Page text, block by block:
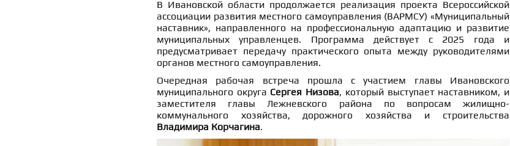
В Ивановской области продолжается реализация проекта Всероссийской
ассоциации развития местного самоуправления (ВАРМСУ) «Муниципальный
наставник», направленного на профессиональную адаптацию и развитие
муниципальных управленцев. Программа действует с 2025 года и
предусматривает передачу практического опыта между руководителями
органов местного самоуправления.
Очередная рабочая встреча прошла с участием главы Ивановского
муниципального округа Сергея Низова, который выступает наставником, и
заместителя главы Лежневского района по вопросам жилищно-
коммунального хозяйства, дорожного хозяйства и строительства
Владимира Корчагина.